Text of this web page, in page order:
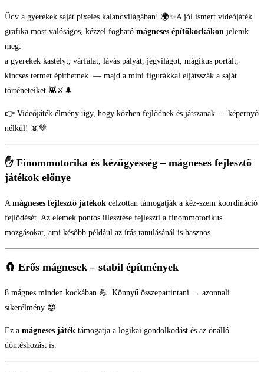
Üdv a gyerekek saját pixeles kalandvilágában! 🌍✨A jól ismert videójáték
grafika most valóságos, kézzel fogható mágneses építőkockákon jelenik
meg:
a gyerekek kastélyt, várfalat, lávás pályát, jégvilágot, mágikus portált,
kincses termet építhetnek — majd a mini figurákkal eljátsszák a saját
történeteiket 👾⚔️🌲
👉 Videójáték élmény úgy, hogy közben fejlődnek és játszanak — képernyő
nélkül! 📵💚
✋ Finommotorika és kézügyesség – mágneses fejlesztő
játékok előnye
A mágneses fejlesztő játékok célzottan támogatják a kéz-szem koordináció
fejlődését. Az elemek pontos illesztése fejleszti a finommotorikus
mozgásokat, ami később például az írás tanulásánál is hasznos.
🧲 Erős mágnesek – stabil építmények
8 mágnes minden kockában 💪. Könnyű összepattintani → azonnali
sikerélmény 😍
Ez a mágneses játék támogatja a logikai gondolkodást és az önálló
döntéshozást is.